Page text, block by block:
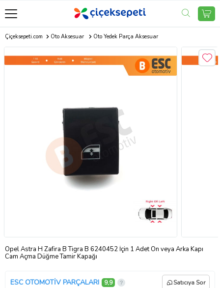
Çiçeksepeti.com Oto Aksesuar Oto Yedek Parça Aksesuar
Opel Astra H Zafira B Tigra B 6240452 İçin 1 Adet Ön veya Arka Kapı
Cam Açma Düğme Tamir Kapağı
ESC OTOMOTİV PARÇALARI 9,9 Satıcıya Sor